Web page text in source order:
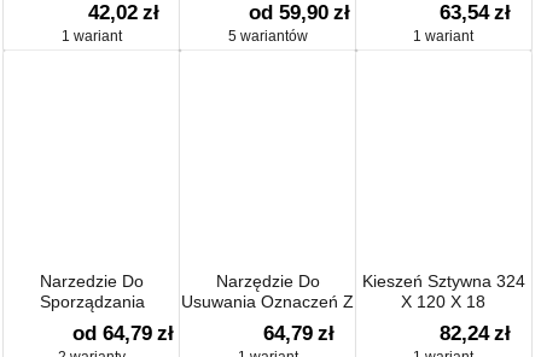
42,02 zł
1 wariant
od 59,90 zł
5 wariantów
63,54 zł
1 wariant
Narzedzie Do
Sporządzania
Oznaczeń
od 64,79 zł
Narzędzie Do
Usuwania Oznaczeń Z
Uchwytów 15 Mm
64,79 zł
Kieszeń Sztywna 324
X 120 X 18
82,24 zł